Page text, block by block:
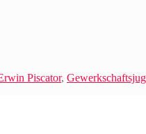
Piscator,